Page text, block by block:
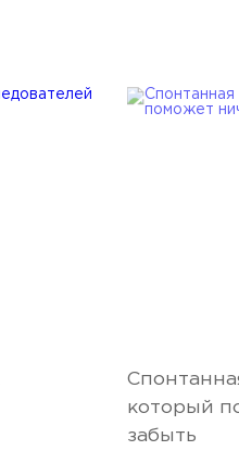
который
забыть